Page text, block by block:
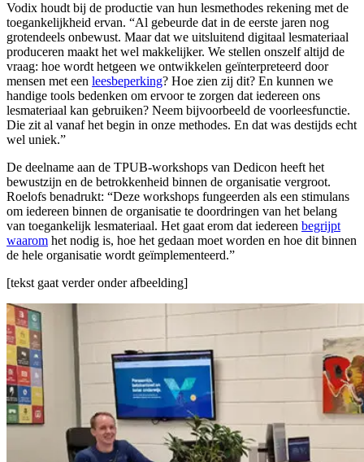
Vodix houdt bij de productie van hun lesmethodes rekening met de
toegankelijkheid ervan. “Al gebeurde dat in de eerste jaren nog
grotendeels onbewust. Maar dat we uitsluitend digitaal lesmateriaal
produceren maakt het wel makkelijker. We stellen onszelf altijd de
vraag: hoe wordt hetgeen we ontwikkelen geïnterpreteerd door
mensen met een leesbeperking? Hoe zien zij dit? En kunnen we
handige tools bedenken om ervoor te zorgen dat iedereen ons
lesmateriaal kan gebruiken? Neem bijvoorbeeld de voorleesfunctie.
Die zit al vanaf het begin in onze methodes. En dat was destijds echt
wel uniek.”
De deelname aan de TPUB-workshops van Dedicon heeft het
bewustzijn en de betrokkenheid binnen de organisatie vergroot.
Roelofs benadrukt: “Deze workshops fungeerden als een stimulans
om iedereen binnen de organisatie te doordringen van het belang
van toegankelijk lesmateriaal. Het gaat erom dat iedereen begrijpt
waarom het nodig is, hoe het gedaan moet worden en hoe dit binnen
de hele organisatie wordt geïmplementeerd.”
[tekst gaat verder onder afbeelding]